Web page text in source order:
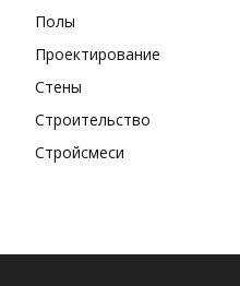
Полы
Проектирование
Стены
Строительство
Стройсмеси